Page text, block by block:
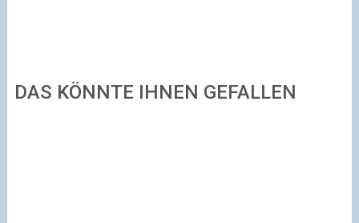
DAS KÖNNTE IHNEN GEFALLEN